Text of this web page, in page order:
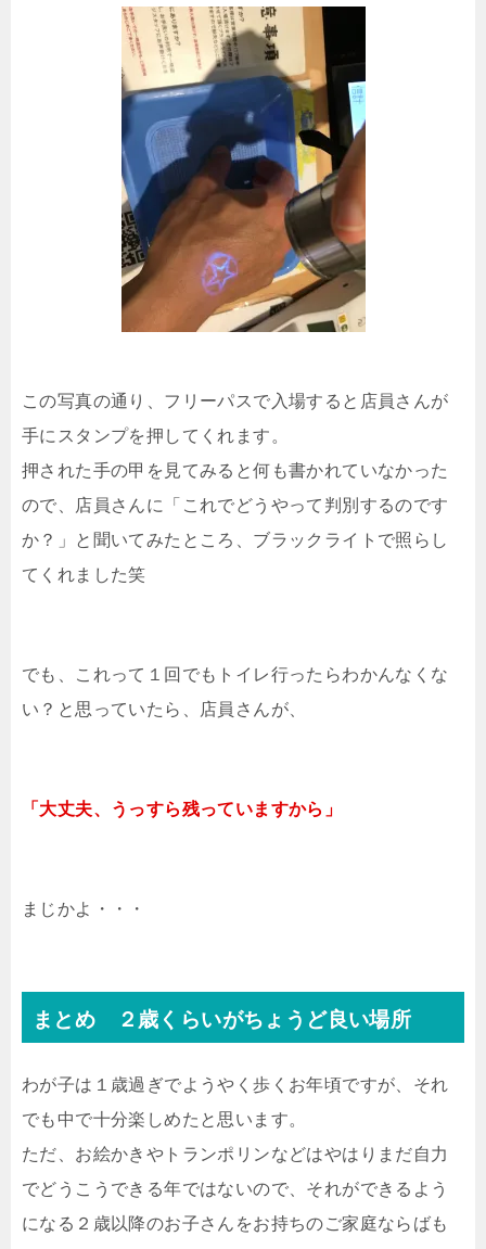
この写真の通り、フリーパスで入場すると店員さんが
手にスタンプを押してくれます。
押された手の甲を見てみると何も書かれていなかった
ので、店員さんに「これでどうやって判別するのです
か？」と聞いてみたところ、ブラックライトで照らし
てくれました笑
でも、これって１回でもトイレ行ったらわかんなくな
い？と思っていたら、店員さんが、
「大丈夫、うっすら残っていますから」
まじかよ・・・
まとめ ２歳くらいがちょうど良い場所
わが子は１歳過ぎでようやく歩くお年頃ですが、それ
でも中で十分楽しめたと思います。
ただ、お絵かきやトランポリンなどはやはりまだ自力
でどうこうできる年ではないので、それができるよう
になる２歳以降のお子さんをお持ちのご家庭ならばも